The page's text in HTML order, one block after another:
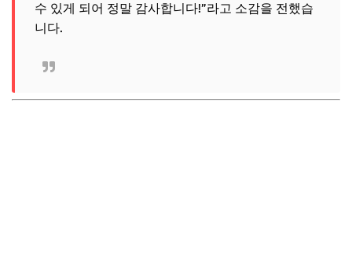
수 있게 되어 정말 감사합니다!”라고 소감을 전했습
니다.